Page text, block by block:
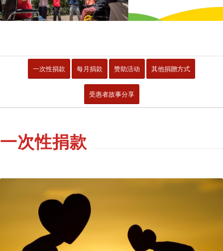
一次性捐款 每月捐款 赞助活动 其他捐贈方式
受惠者故事分享
一次性捐款